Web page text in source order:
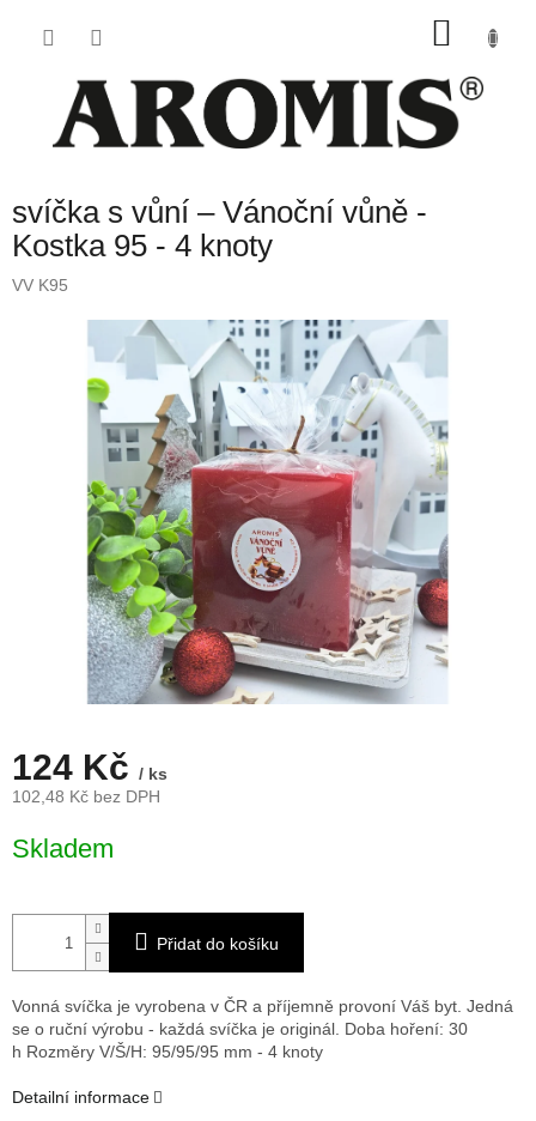
svíčka s vůní – Vánoční vůně -
Kostka 95 - 4 knoty
VV K95
124 Kč / ks
102,48 Kč bez DPH
cena:
Skladem
Přidat do košíku
Vonná svíčka je vyrobena v ČR a příjemně provoní Váš byt. Jedná
se o ruční výrobu - každá svíčka je originál. Doba hoření: 30
h Rozměry V/Š/H: 95/95/95 mm - 4 knoty
Detailní informace